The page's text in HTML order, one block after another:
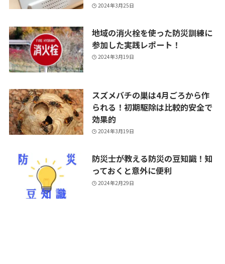
2024年3月25日
地域の消火栓を使った防災訓練に
参加した実践レポート！
2024年3月19日
スズメバチの巣は4月ごろから作
られる！初期駆除は比較的安全で
効果的
2024年3月19日
防災士が教える防災の豆知識！知
っておくと意外に便利
2024年2月29日